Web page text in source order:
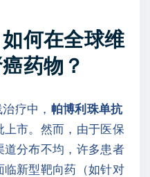
何在全球维
药物？
疗中， 帕博利珠单抗
上市。然而，由于医保
分布不均，许多患者
新型靶向药（如针对